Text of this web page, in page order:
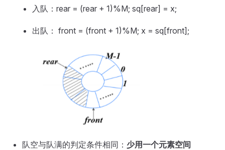
入队：rear = (rear + 1)%M; sq[rear] = x;
出队： front = (front + 1)%M; x = sq[front];
队空与队满的判定条件相同： 少用一个元素空间